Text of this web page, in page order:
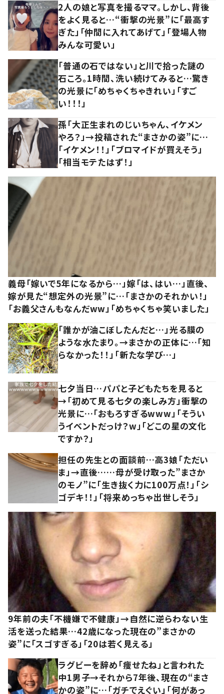
2人の娘と写真を撮るママ。しかし、背後
をよく見ると…“衝撃の光景”に「最高す
ぎた」「仲間に入れてあげて」「登場人物
みんな可愛い」
「普通の石ではない」と川で拾った謎の
石ころ。1時間、洗い続けてみると…驚き
の光景に「めちゃくちゃきれい」「すご
い！！！」
孫「大正生まれのじいちゃん、イケメン
やろ？」→投稿された“まさかの姿”に…
「イケメン！！」「ブロマイドが買えそう」
「相当モテたはず！」
義母「嫁いで5年になるから…」嫁「は、はい…」直後、
嫁が見た“想定外の光景”に…「まさかのそれかい！」
「お義父さんもなんだww」「めちゃくちゃ笑いました」
「誰かが油こぼしたんだと…」光る膜の
ような水たまり。→まさかの正体に…「知
らなかった！！」「新たな学び…」
七夕当日…パパと子どもたちを見ると
→「初めて見る七夕の楽しみ方」衝撃の
光景に…「おもろすぎるwww」「そうい
うイベントだっけ？w」「どこの星の文化
ですか？」
担任の先生との面談前…高3娘「ただい
ま」→直後……母が受け取った”まさか
のモノ”に「生き抜く力に100万点！」「シ
ゴデキ！！」「将来めっちゃ出世しそう」
9年前の夫「不機嫌で不健康」→自然に逆らわない生
活を送った結果…42歳になった現在の”まさかの
姿”に「スゴすぎる」「20は若く見える」
ラグビーを辞め「痩せたね」と言われた
中1男子→それから7年後、現在の“まさ
かの姿”に…「ガチでえぐい」「何があっ